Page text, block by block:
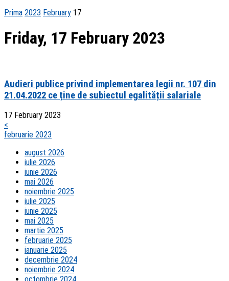
Prima 2023 February 17
Friday, 17 February 2023
Audieri publice privind implementarea legii nr. 107 din
21.04.2022 ce ține de subiectul egalității salariale
17 February 2023
<
februarie 2023
august 2026
iulie 2026
iunie 2026
mai 2026
noiembrie 2025
iulie 2025
iunie 2025
mai 2025
martie 2025
februarie 2025
ianuarie 2025
decembrie 2024
noiembrie 2024